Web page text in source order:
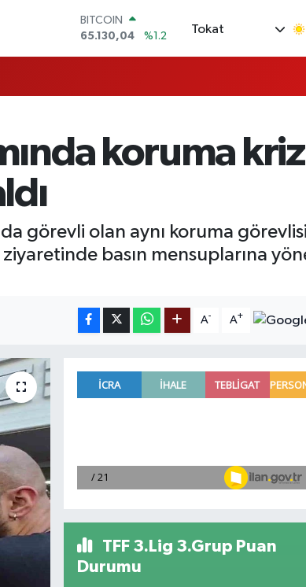
BITCOIN
65.130,04
%1.2
55,0265
%0.01
GRAM ALTIN
6618.49
%2.12
Tokat
koruma
görevli olan aynı koruma
basın mensuplarına
A- A+
TFF 3.Lig 3.Grup Puan
Durumu